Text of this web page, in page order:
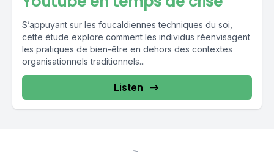
S’appuyant sur les foucaldiennes techniques du soi,
cette étude explore comment les individus réenvisagent
les pratiques de bien-être en dehors des contextes
organisationnels traditionnels...
Listen